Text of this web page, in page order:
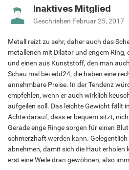
Inaktives Mitglied
Geschrieben Februar 25, 2017
Metall reizt zu sehr, daher auch das
metallenen mit Dilator und engem Ring,
und einen aus Kunststoff, den man
Schau mal bei edd24, die haben eine
annehmbare Preise. In der Tendenz
empfehlen, wenn er auch wirklich
aufgeilen soll. Das leichte Gewicht fällt
Achte darauf, dass er bequem sitzt,
Gerade enge Ringe sorgen für einen
schmerzhaft werden kann.
abnehmen, damit sich die Haut erholen
erst eine Weile dran gewöhnen, also